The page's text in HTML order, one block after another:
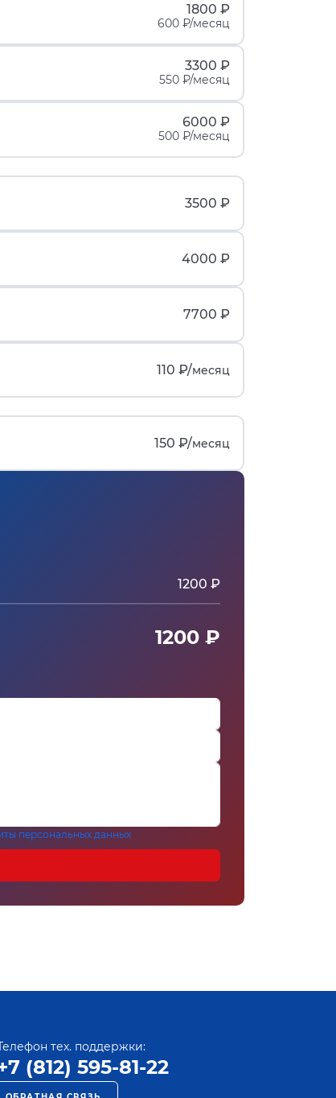
1800 ₽
600 ₽/месяц
3300 ₽
550 ₽/месяц
6000 ₽
500 ₽/месяц
3500 ₽
4000 ₽
7700 ₽
110 ₽/месяц
150 ₽/месяц
1200 ₽
1200 ₽
персональных данных
тех. поддержки:
(812) 595-81-22